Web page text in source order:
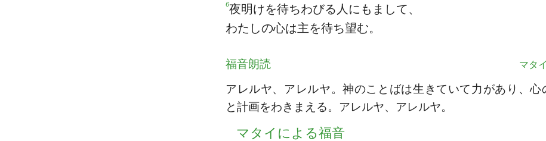
6夜明けを待ちわびる人にもまして、
わたしの心は主を待ち望む。
福音朗読 マタ
アレルヤ、アレルヤ。神のことばは生きていて力があり、心
と計画をわきまえる。アレルヤ、アレルヤ。
マタイによる福音